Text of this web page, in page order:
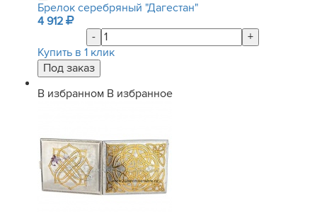
Брелок серебряный "Дагестан"
4 912
-
+
Купить в 1 клик
В избранном В избранное